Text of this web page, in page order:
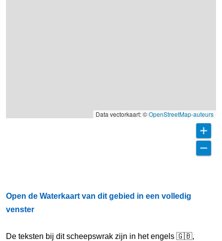
Data vectorkaart: ©OpenStreetMap-auteurs
Open de Waterkaart van dit gebied in een volledig
venster
De teksten bij dit scheepswrak zijn in het engels 🇬🇧,